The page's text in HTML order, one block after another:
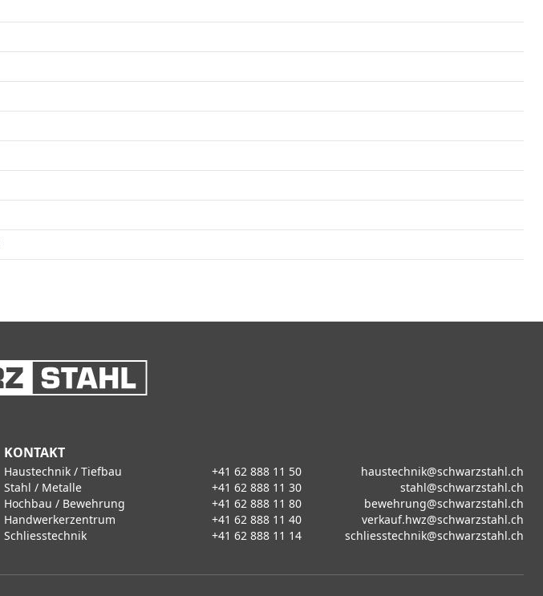
KONTAKT
Haustechnik / Tiefbau +41 62 888 11 50
haustechnik@schwarzstahl.ch
Stahl / Metalle
+41 62 888 11 30
stahl@schwarzstahl.ch
Hochbau / Bewehrung
+41 62 888 11 80
bewehrung@schwarzstahl.ch
Handwerkerzentrum
+41 62 888 11 40
verkauf.hwz@schwarzstahl.ch
Schliesstechnik
+41 62 888 11 14 schliesstechnik@schwarzstahl.ch